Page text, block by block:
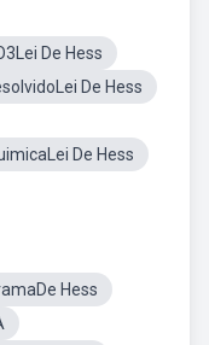
De Hess
De Hess
De Hess
Hess